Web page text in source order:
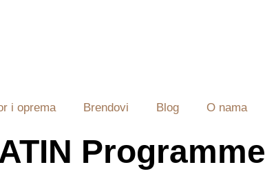
i oprema Brendovi Blog O nama
Programme